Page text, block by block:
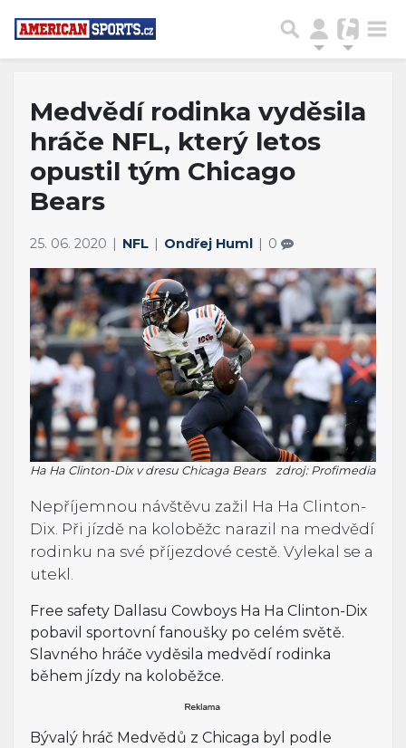
Medvědí rodinka vyděsila
hráče NFL, který letos
opustil tým Chicago
Bears
25. 06. 2020 NFL Ondřej Huml 0
Ha Ha Clinton-Dix v dresu Chicaga Bears zdroj: Profimedia
Nepříjemnou návštěvu zažil Ha Ha Clinton-
Dix. Při jízdě na koloběžc narazil na medvědí
rodinku na své příjezdové cestě. Vylekal se a
utekl.
Free safety Dallasu Cowboys Ha Ha Clinton-Dix
pobavil sportovní fanoušky po celém světě.
Slavného hráče vyděsila medvědí rodinka
během jízdy na koloběžce.
Bývalý hráč Medvědů z Chicaga byl podle